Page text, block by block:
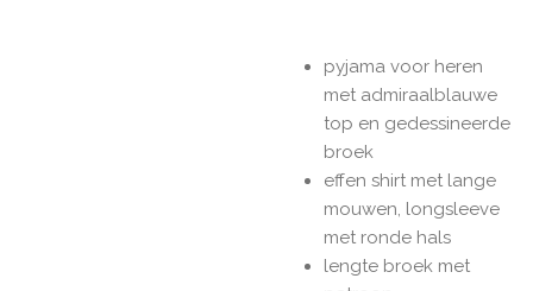
pyjama voor heren
met admiraalblauwe
top en gedessineerde
broek
effen shirt met lange
mouwen, longsleeve
met ronde hals
lengte broek met